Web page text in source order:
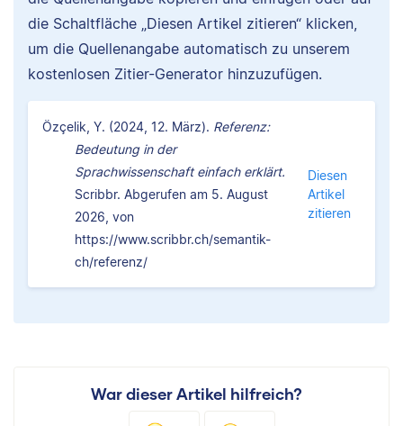
die Schaltfläche „Diesen Artikel zitieren“ klicken,
um die Quellenangabe automatisch zu unserem
kostenlosen Zitier-Generator hinzuzufügen.
Özçelik, Y. (2024, 12. März). Referenz:
Bedeutung in der
Sprachwissenschaft einfach erklärt.
Scribbr. Abgerufen am 5. August
2026, von
https://www.scribbr.ch/semantik-
ch/referenz/
Diesen
Artikel
zitieren
War dieser Artikel hilfreich?